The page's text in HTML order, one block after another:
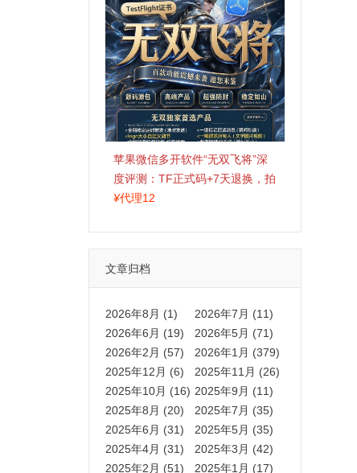
苹果微信多开软件“无双飞将”深
度评测：TF正式码+7天退换，拍
拍卡激活码商城正品保障
¥代理12
文章归档
2026年8月 (1)
2026年7月 (11)
2026年6月 (19)
2026年5月 (71)
2026年2月 (57)
2026年1月 (379)
2025年12月 (6)
2025年11月 (26)
2025年10月 (16) 2025年9月 (11)
2025年8月 (20)
2025年7月 (35)
2025年6月 (31)
2025年5月 (35)
2025年4月 (31)
2025年3月 (42)
2025年2月 (51)
2025年1月 (17)